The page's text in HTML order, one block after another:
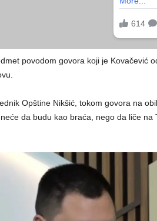
povodom govora koji je Kovačević
Opštine Nikšić, tokom govora na
da budu kao braća, nego da liče na